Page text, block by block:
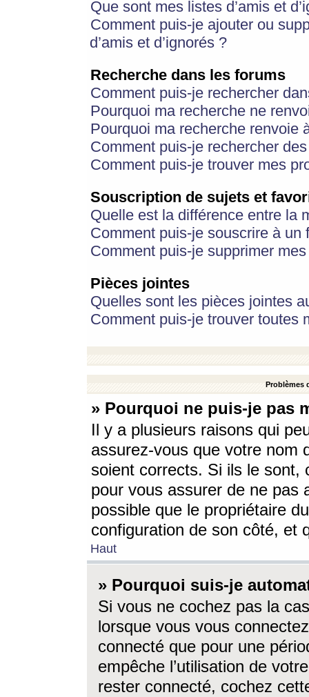
Que sont mes listes d’amis et
Comment puis-je ajouter ou
d’amis et d’ignorés ?
Recherche dans les forums
Comment puis-je rechercher
Pourquoi ma recherche ne
Pourquoi ma recherche renvoie
Comment puis-je rechercher
Comment puis-je trouver mes
Souscription de sujets et
Quelle est la différence entre la
Comment puis-je souscrire à
Comment puis-je supprimer
Pièces jointes
Quelles sont les pièces jointes
Comment puis-je trouver toutes
Problèmes
» Pourquoi ne puis-je pas
Il y a plusieurs raisons qui
assurez-vous que votre nom
soient corrects. Si ils le sont,
pour vous assurer de ne pas
possible que le propriétaire
configuration de son côté, et
Haut
» Pourquoi suis-je
Si vous ne cochez pas la
lorsque vous vous
connecté que pour une
empêche l’utilisation de
rester connecté, cochez